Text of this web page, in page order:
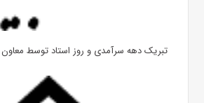
تبریک دهه سرآمدی و روز استاد توسط